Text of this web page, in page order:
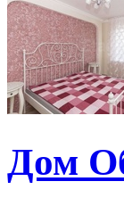
Дом